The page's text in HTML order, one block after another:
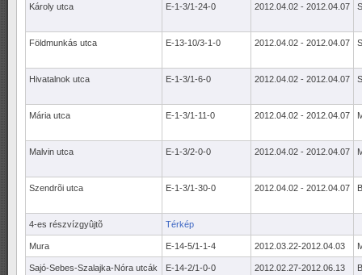
Károly utca E-1-3/1-24-0 2012.04.02 - 2012.04.07
Földmunkás utca E-13-10/3-1-0 2012.04.02 - 2012.04.07
Hivatalnok utca E-1-3/1-6-0 2012.04.02 - 2012.04.07
Mária utca E-1-3/1-11-0 2012.04.02 - 2012.04.07
Malvin utca E-1-3/2-0-0 2012.04.02 - 2012.04.07
Szendrõi utca E-1-3/1-30-0 2012.04.02 - 2012.04.07
4-es részvízgyûjtõ Térkép
Mura E-14-5/1-1-4 2012.03.22-2012.04.03
Sajó-Sebes-Szalajka-Nóra utcák E-14-2/1-0-0 2012.02.27-2012.06.13